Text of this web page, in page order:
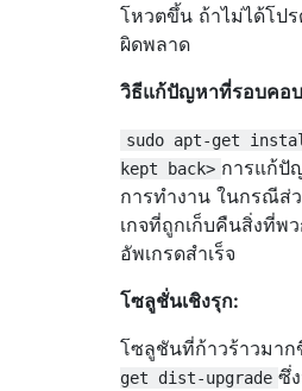
โหวตขึ้น ถ้าไม่ได้โป
ผิดพลาด
วิธีแก้ปัญหาที่รอบคอ
sudo apt-get
kept back> การแก้ปั
การทำงาน ในกรณีส่
เกจที่ถูกเก็บคืนสิ่งที่พ
อัพเกรดสำเร็จ
โซลูชั่นเชิงรุก:
โซลูชันที่ก้าวร้าวมา
get dist-upgrade ซึ่